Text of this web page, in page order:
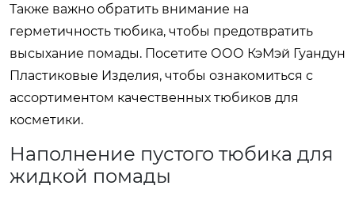
Также важно обратить внимание на
герметичность тюбика, чтобы предотвратить
высыхание помады. Посетите ООО КэМэй Гуандун
Пластиковые Изделия, чтобы ознакомиться с
ассортиментом качественных тюбиков для
косметики.
Наполнение пустого тюбика для
жидкой помады